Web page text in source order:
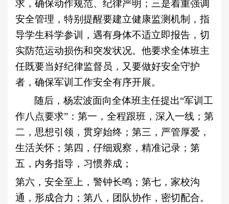
求，确保动作规范、纪律严明；三是着重强调
安全管理，特别提醒要建立健康监测机制，指
导学生科学参训，遇有身体不适立即报告，切
实防范运动损伤和突发状况。 他要求全体班主
任既要当好纪律监督员，又要做好安全守护
者，确保军训工作安全有序开展。
随后，杨宏波面向全体班主任提出“军训工
作八点要求” ：第一， 全程跟班，深入一线 ；第
二， 思想引领，贯穿始终 ；第三， 严管厚爱，
生活关怀 ；第四， 仔细观察，精准记录 ；第
五， 内务指导，习惯养成 ；
第六， 安全至上，警钟长鸣 ；第七， 家校沟
通，形成合力 ；第八， 团队协作，密切配合。